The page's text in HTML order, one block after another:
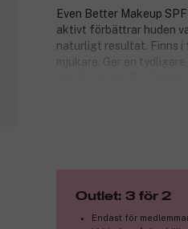
Even Better Makeup
aktivt förbättrar huden
naturligt resultat. Finns i
mjukare. Ger en
Lätt
SPF15 skyddar
Outlet: 3 för 2
Endast för